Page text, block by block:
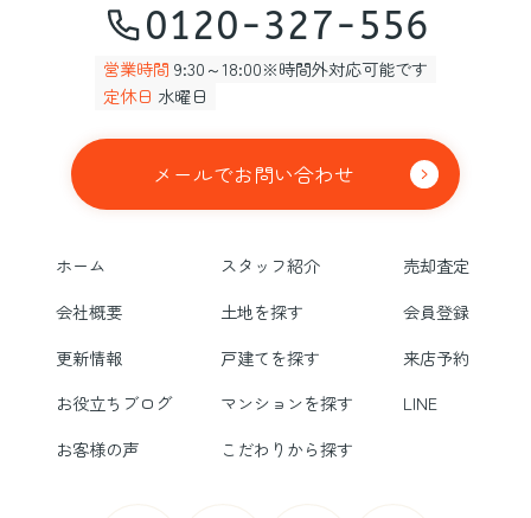
0120-327-556
営業時間 9:30～18:00※時間外対応可能です
定休日 水曜日
メールでお問い合わせ
ホーム スタッフ紹介
売却査定
会社概要
土地を探す
会員登録
更新情報
戸建てを探す
来店予約
お役立ちブログ
マンションを探す
LINE
お客様の声
こだわりから探す